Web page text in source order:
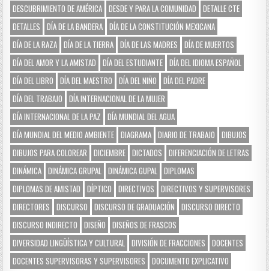
DESCUBRIMIENTO DE AMÉRICA DESDE Y PARA LA COMUNIDAD
DETALLE CTE
DETALLES
DÍA DE LA BANDERA DÍA DE LA CONSTITUCIÓN MEXICANA
DÍA DE LA RAZA DÍA DE LA TIERRA DÍA DE LAS MADRES
DÍA DE MUERTOS
DÍA DEL AMOR Y LA AMISTAD
DÍA DEL ESTUDIANTE DÍA DEL IDIOMA ESPAÑOL
DÍA DEL LIBRO
DÍA DEL MAESTRO DÍA DEL NIÑO
DÍA DEL PADRE
DÍA DEL TRABAJO
DÍA INTERNACIONAL DE LA MUJER
DÍA INTERNACIONAL DE LA PAZ
DÍA MUNDIAL DEL AGUA
DÍA MUNDIAL DEL MEDIO AMBIENTE DIAGRAMA DIARIO DE TRABAJO
DIBUJOS
DIBUJOS PARA COLOREAR
DICIEMBRE DICTADOS
DIFERENCIACIÓN DE LETRAS
DINÁMICA DINÁMICA GRUPAL DINÁMICA GUPAL DIPLOMAS
DIPLOMAS DE AMISTAD
DÍPTICO DIRECTIVOS
DIRECTIVOS Y SUPERVISORES
DIRECTORES
DISCURSO DISCURSO DE GRADUACIÓN
DISCURSO DIRECTO
DISCURSO INDIRECTO
DISEÑO
DISEÑOS DE FRASCOS
DIVERSIDAD LINGÜÍSTICA Y CULTURAL DIVISIÓN DE FRACCIONES
DOCENTES
DOCENTES SUPERVISORAS Y SUPERVISORES
DOCUMENTO EXPLICATIVO